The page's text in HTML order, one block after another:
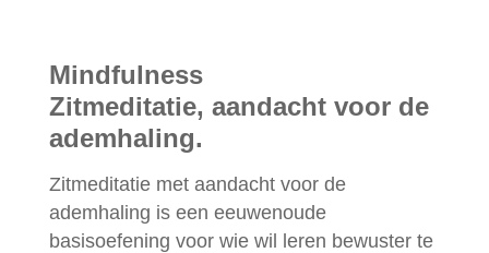
Mindfulness
Zitmeditatie, aandacht voor de
ademhaling.
Zitmeditatie met aandacht voor de
ademhaling is een eeuwenoude
basisoefening voor wie wil leren bewuster te